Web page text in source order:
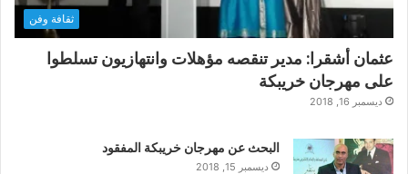
ثقافة وفن
عثمان أشقرا: مدير تنقصه مؤهلات وانتهازيون تسلطوا
على مهرجان خريبكة
ديسمبر 16, 2018
البحث عن مهرجان خريبكة المفقود
ديسمبر 15, 2018